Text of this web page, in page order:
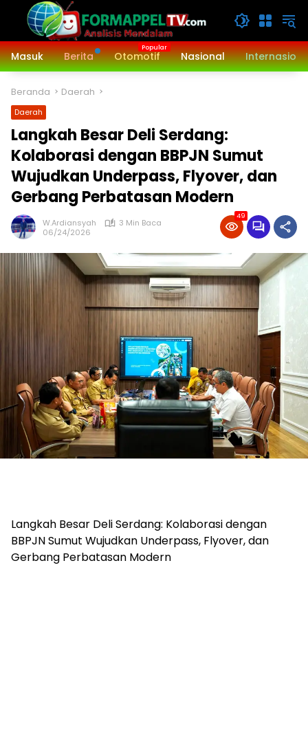
Langsung
konten
Masuk
Berita Otomotif Nasional
Beranda Daerah
Daerah
‎Langkah Besar Deli Serdang:
Kolaborasi dengan BBPJN Sumut
Wujudkan Underpass, Flyover, dan
Gerbang Perbatasan Modern
W.Ardiansyah
3 Min Baca
06/24/2026
49
Langkah Besar Deli Serdang: Kolaborasi dengan
BBPJN Sumut Wujudkan Underpass, Flyover, dan
Gerbang Perbatasan Modern